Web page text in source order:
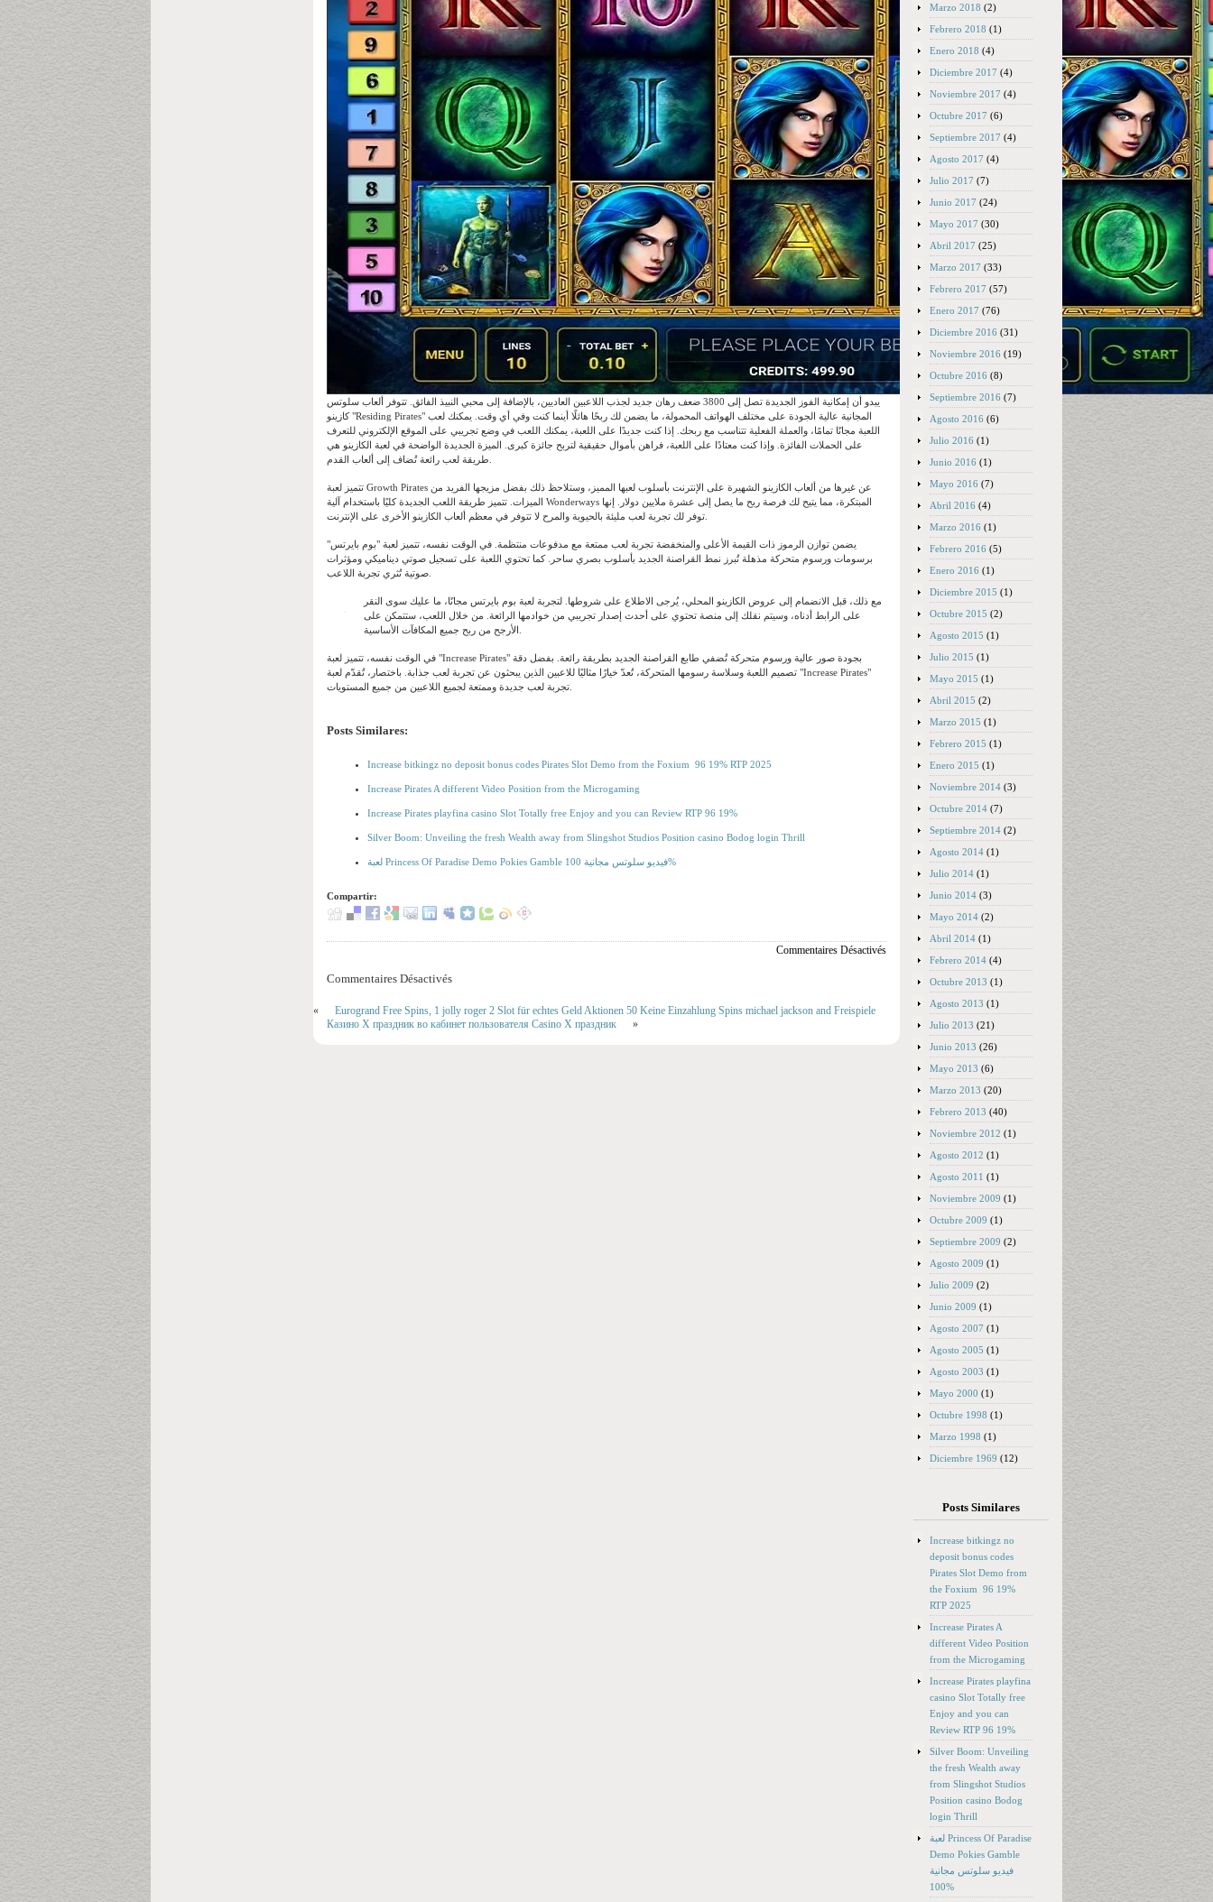
يبدو أن إمكانية الفوز الجديدة تصل إلى 3800 ضعف رهان جديد لجذب اللاعبين العاديين، بالإضافة إلى محبي النبيذ الفائق. تتوفر ألعاب سلوتس
كازينو "Residing Pirates" المجانية عالية الجودة على مختلف الهواتف المحمولة، ما يضمن لك ربحًا هائلًا أينما كنت وفي أي وقت. يمكنك لعب
اللعبة مجانًا تمامًا، والعملة الفعلية تتناسب مع ربحك. إذا كنت جديدًا على اللعبة، يمكنك اللعب في وضع تجريبي على الموقع الإلكتروني للتعرف
على الحملات الفائزة. وإذا كنت معتادًا على اللعبة، فراهن بأموال حقيقية لتربح جائزة كبرى. الميزة الجديدة الواضحة في لعبة الكازينو هي
تتميز لعبة Growth Pirates عن غيرها من ألعاب الكازينو الشهيرة على الإنترنت بأسلوب لعبها المميز، وستلاحظ ذلك بفضل مزيجها الفريد من
الميزات. تتميز طريقة اللعب الجديدة كليًا باستخدام آلية Wonderways المبتكرة، مما يتيح لك فرصة ربح ما يصل إلى عشرة ملايين دولار. إنها
يضمن توازن الرموز ذات القيمة الأعلى والمنخفضة تجربة لعب ممتعة مع مدفوعات منتظمة. في الوقت نفسه، تتميز لعبة "بوم بايرتس"
برسومات ورسوم متحركة مذهلة تُبرز نمط القراصنة الجديد بأسلوب بصري ساحر. كما تحتوي اللعبة على تسجيل صوتي ديناميكي ومؤثرات
مع ذلك، قبل الانضمام إلى عروض الكازينو المحلي، يُرجى الاطلاع على شروطها. لتجربة لعبة بوم بايرتس مجانًا، ما عليك سوى النقر
على الرابط أدناه، وسيتم نقلك إلى منصة تحتوي على أحدث إصدار تجريبي من خوادمها الرائعة. من خلال اللعب، ستتمكن على
في الوقت نفسه، تتميز لعبة "Increase Pirates" بجودة صور عالية ورسوم متحركة تُضفي طابع القراصنة الجديد بطريقة رائعة. بفضل دقة
تصميم اللعبة وسلاسة رسومها المتحركة، تُعدّ خيارًا مثاليًا للاعبين الذين يبحثون عن تجربة لعب جذابة. باختصار، تُقدّم لعبة "Increase Pirates"
Posts Similares:
Increase bitkingz no deposit bonus codes Pirates Slot Demo from the Foxium ️ 96 19% RTP 2025
Increase Pirates A different Video Position from the Microgaming
Increase Pirates playfina casino Slot Totally free Enjoy and you can Review RTP 96 19%
Silver Boom: Unveiling the fresh Wealth away from Slingshot Studios Position casino Bodog login Thrill
لعبة Princess Of Paradise Demo Pokies Gamble فيديو سلوتس مجانية 100%
Compartir:
Commentaires Désactivés
Commentaires Désactivés
«
Eurogrand Free Spins, 1 jolly roger 2 Slot für echtes Geld Aktionen 50 Keine Einzahlung Spins michael jackson and Freispiele
Казино Х праздник во кабинет пользователя Casino X праздник
»
Marzo 2018 (2)
Febrero 2018 (1)
Enero 2018 (4)
Diciembre 2017 (4)
Noviembre 2017 (4)
Octubre 2017 (6)
Septiembre 2017 (4)
Agosto 2017 (4)
Julio 2017 (7)
Junio 2017 (24)
Mayo 2017 (30)
Abril 2017 (25)
Marzo 2017 (33)
Febrero 2017 (57)
Enero 2017 (76)
Diciembre 2016 (31)
Noviembre 2016 (19)
Octubre 2016 (8)
Septiembre 2016 (7)
Agosto 2016 (6)
Julio 2016 (1)
Junio 2016 (1)
Mayo 2016 (7)
Abril 2016 (4)
Marzo 2016 (1)
Febrero 2016 (5)
Enero 2016 (1)
Diciembre 2015 (1)
Octubre 2015 (2)
Agosto 2015 (1)
Julio 2015 (1)
Mayo 2015 (1)
Abril 2015 (2)
Marzo 2015 (1)
Febrero 2015 (1)
Enero 2015 (1)
Noviembre 2014 (3)
Octubre 2014 (7)
Septiembre 2014 (2)
Agosto 2014 (1)
Julio 2014 (1)
Junio 2014 (3)
Mayo 2014 (2)
Abril 2014 (1)
Febrero 2014 (4)
Octubre 2013 (1)
Agosto 2013 (1)
Julio 2013 (21)
Junio 2013 (26)
Mayo 2013 (6)
Marzo 2013 (20)
Febrero 2013 (40)
Noviembre 2012 (1)
Agosto 2012 (1)
Agosto 2011 (1)
Noviembre 2009 (1)
Octubre 2009 (1)
Septiembre 2009 (2)
Agosto 2009 (1)
Julio 2009 (2)
Junio 2009 (1)
Agosto 2007 (1)
Agosto 2005 (1)
Agosto 2003 (1)
Mayo 2000 (1)
Octubre 1998 (1)
Marzo 1998 (1)
Diciembre 1969 (12)
Posts Similares
Increase bitkingz no
deposit bonus codes
Pirates Slot Demo from
the Foxium ️ 96 19%
RTP 2025
Increase Pirates A
different Video Position
from the Microgaming
Increase Pirates playfina
casino Slot Totally free
Enjoy and you can
Review RTP 96 19%
Silver Boom: Unveiling
the fresh Wealth away
from Slingshot Studios
Position casino Bodog
login Thrill
لعبة Princess Of Paradise
Demo Pokies Gamble
فيديو سلوتس مجانية
100%